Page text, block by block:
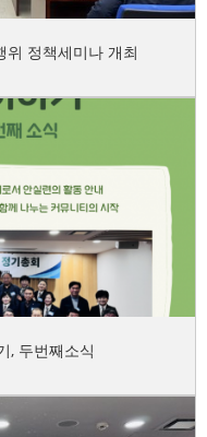
위 정책세미나 개최
, 두번째소식